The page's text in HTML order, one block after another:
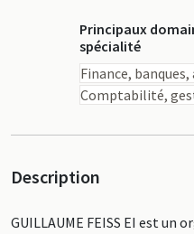
Principaux
spécialité
Finance, banques,
Comptabilité,
Description
GUILLAUME FEISS EI est un